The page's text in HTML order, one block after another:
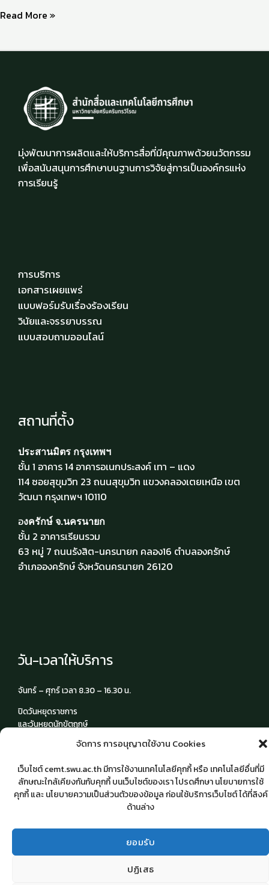
จัดการ การอนุญาตใช้งาน Cookies
เว็บไซต์ cemt.swu.ac.th มีการใช้งานเทคโนโลยีคุกกี้ หรือ เทคโนโลยีอื่นที่มี
ลักษณะใกล้เคียงกันกับคุกกี้ บนเว็บไซต์ของเรา โปรดศึกษา นโยบายการใช้
คุกกี้ และ นโยบายความเป็นส่วนตัวของข้อมูล ก่อนใช้บริการเว็บไซต์ ได้ที่ลิงค์
ด้านล่าง
ยอมรับ
ปฏิเสธ
Read More »
มุ่งพัฒนาการผลิตและให้บริการสื่อที่มีคุณภาพด้วยนวัตกรรม
เพื่อสนับสนุนการศึกษาบนฐานการวิจัยสู่การเป็นองค์กรแห่ง
การเรียนรู้
การบริการ
เอกสารเผยแพร่
แบบฟอร์มรับเรื่องร้องเรียน
วินัยและจรรยาบรรณ
แบบสอบถามออนไลน์
สถานที่ตั้ง
ประสานมิตร กรุงเทพฯ
ชั้น 1 อาคาร 14 อาคารอเนกประสงค์ เทา – แดง
114 ซอยสุขุมวิท 23 ถนนสุขุมวิท แขวงคลองเตยเหนือ เขต
วัฒนา กรุงเทพฯ 10110
องครักษ์ จ.นครนายก
ชั้น 2 อาคารเรียนรวม
63 หมู่ 7 ถนนรังสิต-นครนายก คลอง16 ตำบลองครักษ์
อำเภอองครักษ์ จังหวัดนครนายก 26120
วัน-เวลาให้บริการ
จันทร์ – ศุกร์ เวลา 8.30 – 16.30 น.
ปิดวันหยุดราชการ
และวันหยุดนักขัตฤกษ์
ลิขสิทธิ์ © 2026 สำนักสื่อและเทคโนโลยีการศึกษา : มหาวิทยาลัย